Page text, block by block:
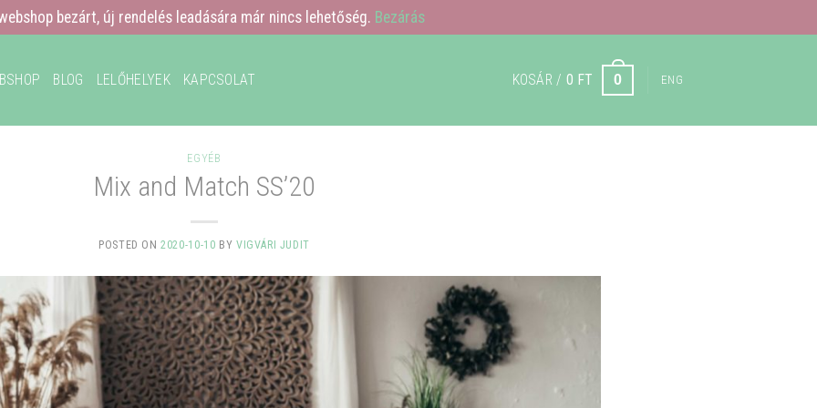
bezárt, új rendelés leadására már nincs lehetőség. Bezárás
BLOG LELŐHELYEK KAPCSOLAT KOSÁR /0 FT 0 ENG
EGYÉB
Mix and Match SS’20
POSTED ON2020-10-10 BY VIGVÁRI JUDIT